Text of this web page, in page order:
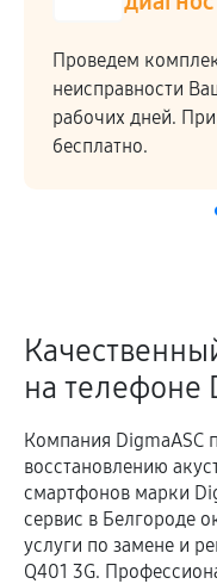
Проведем
неисправности
рабочих дней.
бесплатно.
на телефоне
Компания DigmaASC
восстановлению
смартфонов марки
сервис в Белгороде
услуги по замене и
Q401 3G.